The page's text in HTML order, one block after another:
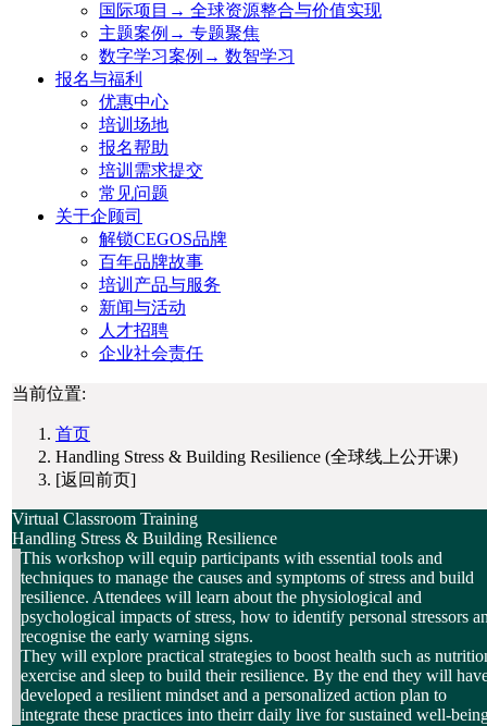
国际项目→ 全球资源整合与价值实现
主题案例→ 专题聚焦
数字学习案例→ 数智学习
报名与福利
优惠中心
培训场地
报名帮助
培训需求提交
常见问题
关于企顾司
解锁CEGOS品牌
百年品牌故事
培训产品与服务
新闻与活动
人才招聘
企业社会责任
当前位置:
首页
Handling Stress & Building Resilience (全球线上公开课)
[返回前页]
Virtual Classroom Training
Handling Stress & Building Resilience
This workshop will equip participants with essential tools and
techniques to manage the causes and symptoms of stress and build
resilience. Attendees will learn about the physiological and
psychological impacts of stress, how to identify personal stressors
recognise the early warning signs.
They will explore practical strategies to boost health such as
exercise and sleep to build their resilience. By the end they will
developed a resilient mindset and a personalized action plan to
integrate these practices into theirr daily live for sustained well-